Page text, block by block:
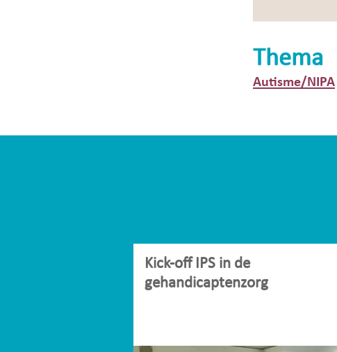
Thema
Autisme/NIPA
Kick-off IPS in de
gehandicaptenzorg